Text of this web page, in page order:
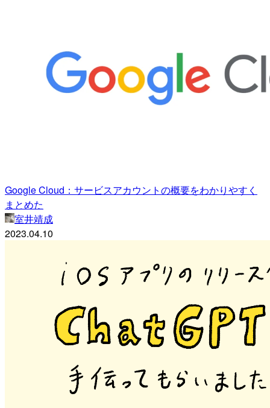
Google Cloud：サービスアカウントの概要をわかりやすく
まとめた
室井靖成
2023.04.10